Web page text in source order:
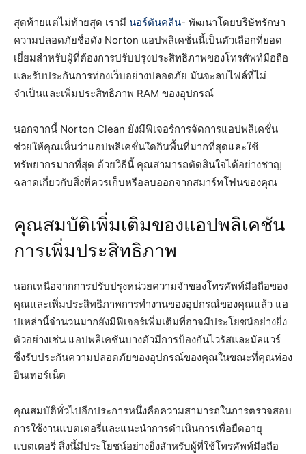
สุดท้ายแต่ไม่ท้ายสุด เรามี นอร์ตันคลีน- พัฒนาโดยบริษัทรักษา
ความปลอดภัยชื่อดัง Norton แอปพลิเคชั่นนี้เป็นตัวเลือกที่ยอด
เยี่ยมสำหรับผู้ที่ต้องการปรับปรุงประสิทธิภาพของโทรศัพท์มือถือ
และรับประกันการท่องเว็บอย่างปลอดภัย มันจะลบไฟล์ที่ไม่
จำเป็นและเพิ่มประสิทธิภาพ RAM ของอุปกรณ์
นอกจากนี้ Norton Clean ยังมีฟีเจอร์การจัดการแอปพลิเคชั่น
ช่วยให้คุณเห็นว่าแอปพลิเคชั่นใดกินพื้นที่มากที่สุดและใช้
ทรัพยากรมากที่สุด ด้วยวิธีนี้ คุณสามารถตัดสินใจได้อย่างชาญ
ฉลาดเกี่ยวกับสิ่งที่ควรเก็บหรือลบออกจากสมาร์ทโฟนของคุณ
คุณสมบัติเพิ่มเติมของแอปพลิเคชัน
การเพิ่มประสิทธิภาพ
นอกเหนือจากการปรับปรุงหน่วยความจำของโทรศัพท์มือถือของ
คุณและเพิ่มประสิทธิภาพการทำงานของอุปกรณ์ของคุณแล้ว แอ
ปเหล่านี้จำนวนมากยังมีฟีเจอร์เพิ่มเติมที่อาจมีประโยชน์อย่างยิ่ง
ตัวอย่างเช่น แอปพลิเคชันบางตัวมีการป้องกันไวรัสและมัลแวร์
ซึ่งรับประกันความปลอดภัยของอุปกรณ์ของคุณในขณะที่คุณท่อง
อินเทอร์เน็ต
คุณสมบัติทั่วไปอีกประการหนึ่งคือความสามารถในการตรวจสอบ
การใช้งานแบตเตอรี่และแนะนำการดำเนินการเพื่อยืดอายุ
แบตเตอรี่ สิ่งนี้มีประโยชน์อย่างยิ่งสำหรับผู้ที่ใช้โทรศัพท์มือถือ